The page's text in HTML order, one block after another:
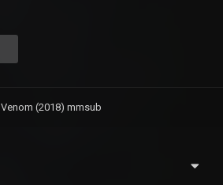
Venom (2018) mmsub